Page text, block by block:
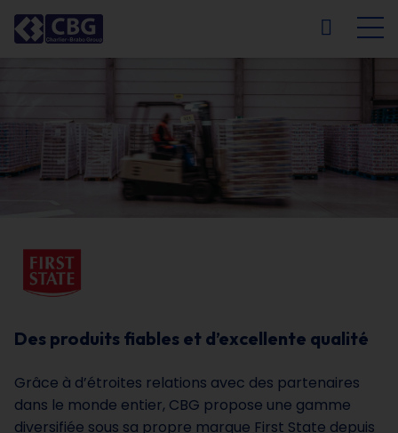
EN DE
Des produits fiables et d’excellente qualité
Grâce à d’étroites relations avec des partenaires
dans le monde entier, CBG propose une gamme
diversifiée sous sa propre marque First State depuis